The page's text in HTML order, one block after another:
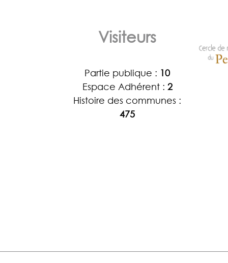
Visiteurs
Partie publique : 10
Espace Adhérent : 2
Histoire des communes :
475